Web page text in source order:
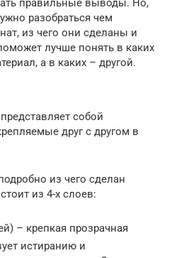
разобраться чем
из чего они сделаны и
лучше понять в каких
а в каких – другой.
собой
друг с другом в
из чего сделан
из 4-х слоев:
– крепкая прозрачная
истиранию и